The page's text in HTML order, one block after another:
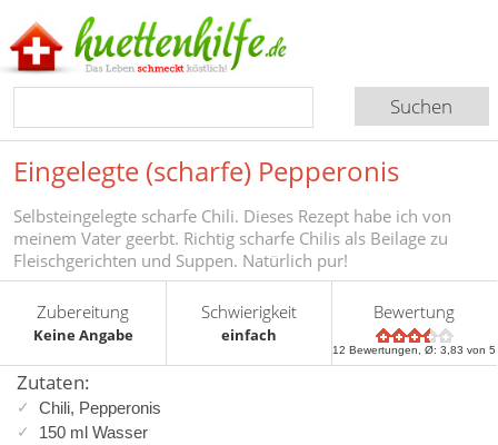
Eingelegte (scharfe) Pepperonis
Selbsteingelegte scharfe Chili. Dieses Rezept habe ich von
meinem Vater geerbt. Richtig scharfe Chilis als Beilage zu
Fleischgerichten und Suppen. Natürlich pur!
Zubereitung
Keine Angabe
Schwierigkeit
einfach
Bewertung
12 Bewertungen, Ø:3,83 von 5
Zutaten:
Chili, Pepperonis
150 ml Wasser